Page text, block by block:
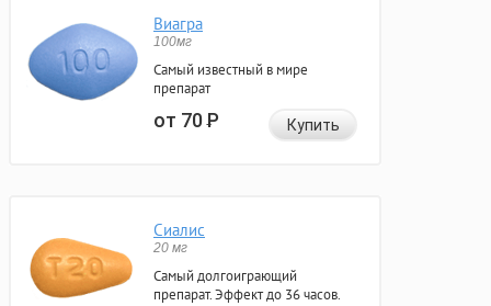
Виагра
100мг
Самый известный в мире
препарат
от 70Р Купить
Сиалис
20 мг
Самый долгоиграющий
препарат. Эффект до 36 часов.